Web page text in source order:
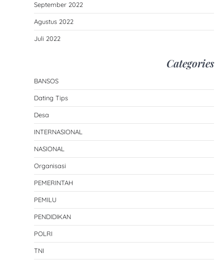
September 2022
Agustus 2022
Juli 2022
Categories
BANSOS
Dating Tips
Desa
INTERNASIONAL
NASIONAL
Organisasi
PEMERINTAH
PEMILU
PENDIDIKAN
POLRI
TNI